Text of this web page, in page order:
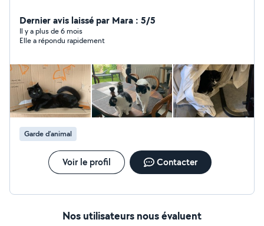
Dernier avis laissé par Mara : 5/5
Il y a plus de 6 mois
Elle a répondu rapidement
Garde d’animal
Voir le profil Contacter
Nos utilisateurs nous évaluent